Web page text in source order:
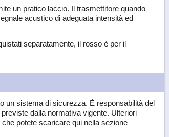
un pratico laccio. Il trasmettitore quando
acustico di adeguata intensità ed
separatamente, il rosso è per il
un sistema di sicurezza. È responsabilità del
dalla normativa vigente. Ulteriori
potete scaricare qui nella sezione